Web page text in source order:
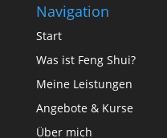
Navigation
Start
Was ist Feng Shui?
Meine Leistungen
Angebote & Kurse
Über mich